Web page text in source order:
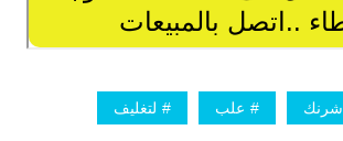
شرنك علب لتغليف